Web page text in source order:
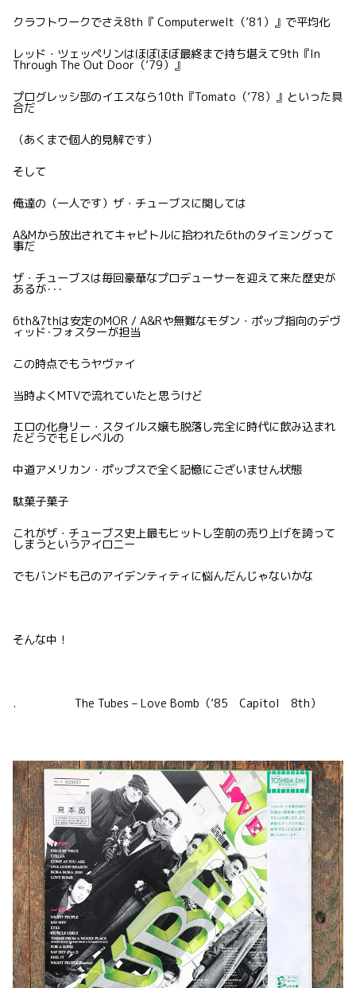
クラフトワークでさえ8th『 Computerwelt（’81）』で平均化
レッド・ツェッペリンはほぼほぼ最終まで持ち堪えて9th『In
Through The Out Door（’79）』
プログレッシ部のイエスなら10th『Tomato（’78）』といった具
合だ
（あくまで個人的見解です）
そして
俺達の（一人です）ザ・チューブスに関しては
A&Mから放出されてキャピトルに拾われた6thのタイミングって
事だ
ザ・チューブスは毎回豪華なプロデューサーを迎えて来た歴史が
あるが･･･
6th&7thは安定のMOR / A&Rや無難なモダン・ポップ指向のデヴ
ィッド･フォスターが担当
この時点でもうヤヴァイ
当時よくMTVで流れていたと思うけど
エロの化身リー・スタイルス嬢も脱落し完全に時代に飲み込まれ
たどうでもＥレベルの
中道アメリカン・ポップスで全く記憶にございません状態
駄菓子菓子
これがザ・チューブス史上最もヒットし空前の売り上げを誇って
しまうというアイロニー
でもバンドも己のアイデンティティに悩んだんじゃないかな
そんな中！
. The Tubes – Love Bomb（’85 Capitol 8th）